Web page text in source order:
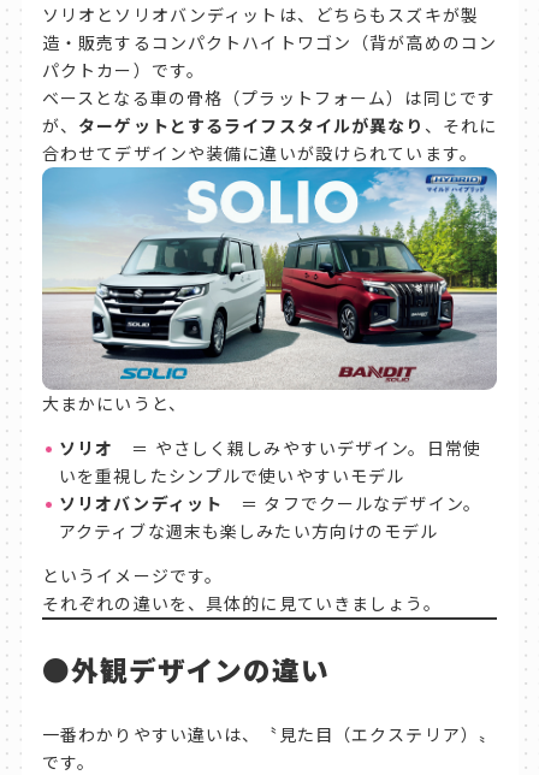
ソリオとソリオバンディットは、どちらもスズキが製
造・販売するコンパクトハイトワゴン（背が高めのコン
パクトカー）です。
ベースとなる車の骨格（プラットフォーム）は同じです
が、 ターゲットとするライフスタイルが異なり 、それに
合わせてデザインや装備に違いが設けられています。
大まかにいうと、
ソリオ
＝ やさしく親しみやすいデザイン。日常使
いを重視したシンプルで使いやすいモデル
ソリオバンディット
＝ タフでクールなデザイン。
アクティブな週末も楽しみたい方向けのモデル
というイメージです。
それぞれの違いを、具体的に見ていきましょう。
●外観デザインの違い
一番わかりやすい違いは、〝見た目（エクステリア）〟
です。